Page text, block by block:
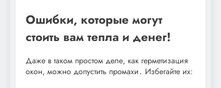
Ошибки, которые могут
стоить вам тепла и денег!
Даже в таком простом деле, как герметизация
окон, можно допустить промахи․ Избегайте их: